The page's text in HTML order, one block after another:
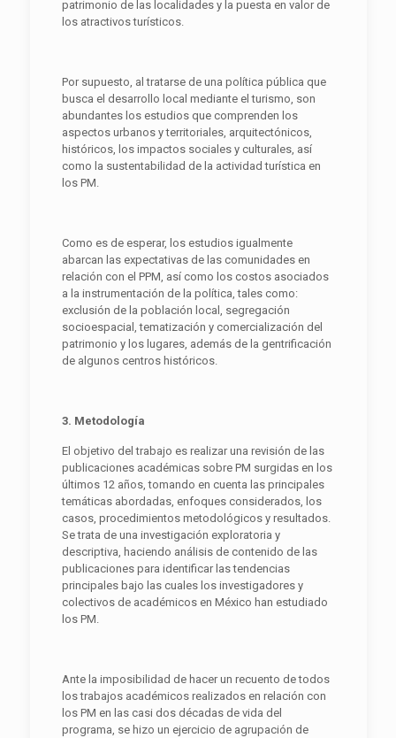
patrimonio de las localidades y la puesta en valor de
los atractivos turísticos.
Por supuesto, al tratarse de una política pública que
busca el desarrollo local mediante el turismo, son
abundantes los estudios que comprenden los
aspectos urbanos y territoriales, arquitectónicos,
históricos, los impactos sociales y culturales, así
como la sustentabilidad de la actividad turística en
los PM.
Como es de esperar, los estudios igualmente
abarcan las expectativas de las comunidades en
relación con el PPM, así como los costos asociados
a la instrumentación de la política, tales como:
exclusión de la población local, segregación
socioespacial, tematización y comercialización del
patrimonio y los lugares, además de la gentrificación
de algunos centros históricos.
3. Metodología
El objetivo del trabajo es realizar una revisión de las
publicaciones académicas sobre PM surgidas en los
últimos 12 años, tomando en cuenta las principales
temáticas abordadas, enfoques considerados, los
casos, procedimientos metodológicos y resultados.
Se trata de una investigación exploratoria y
descriptiva, haciendo análisis de contenido de las
publicaciones para identificar las tendencias
principales bajo las cuales los investigadores y
colectivos de académicos en México han estudiado
los PM.
Ante la imposibilidad de hacer un recuento de todos
los trabajos académicos realizados en relación con
los PM en las casi dos décadas de vida del
programa, se hizo un ejercicio de agrupación de